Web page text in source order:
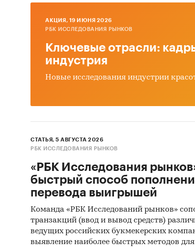
В
AКЦИЯ, 19 ИЮНЯ 2026
РБК ИССЛЕДОВАНИЯ РЫНКОВ
Ключевые отрасли:
индустрия
Новые исследования индустрии
СТАТЬЯ, 5 АВГУСТА 2026
РБК ИССЛЕДОВАНИЯ РЫНКОВ
«РБК Исследования
быстрый способ
перевода выигрышей
Команда «РБК Исследований рынков»
транзакций (ввод и вывод средств)
ведущих российских букмекерских
выявление наиболее быстрых методов для